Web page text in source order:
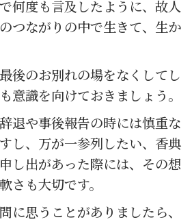
何度も言及したように、故人
つながりの中で生きて、生か
後のお別れの場をなくしてし
意識を向けておきましょう。
退や事後報告の時には慎重な
し、万が一参列したい、香典
し出があった際には、その想
さも大切です。
に思うことがありましたら、